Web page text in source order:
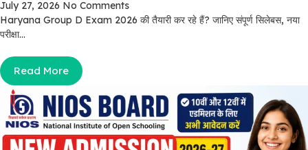
July 27, 2026 No Comments
Haryana Group D Exam 2026 की तैयारी कर रहे हैं? जानिए संपूर्ण सिलेबस, नया
परीक्षा...
Read More